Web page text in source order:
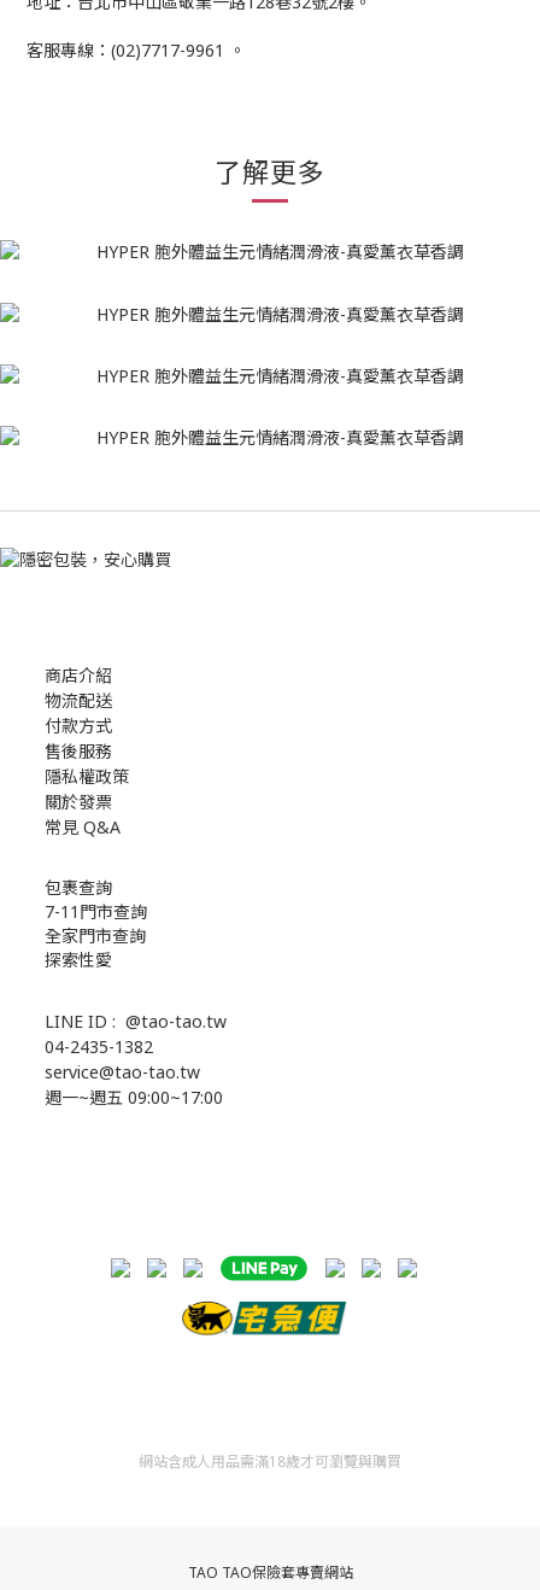
客服專線：(02)7717-9961 。
了解更多
商店介紹
物流配送
付款方式
售後服務
隱私權政策
關於發票
常見 Q&A
包裹查詢
7-11門市查詢
全家門市查詢
探索性愛
LINE ID : @tao-tao.tw
04-2435-1382
service@tao-tao.tw
週一~週五 09:00~17:00
網站含成人用品需滿18歲才可瀏覽與購買
TAO TAO保險套專賣網站